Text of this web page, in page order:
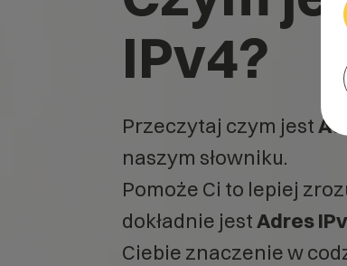
IPv4?
Przeczytaj czym jest
naszym słowniku.
Pomoże Ci to lepiej
dokładnie jestAdres
Ciebie znaczenie w